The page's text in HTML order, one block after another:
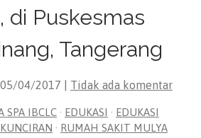
di Puskesmas
Tangerang
05/04/2017 Tidak ada komentar
SPA IBCLC · EDUKASI · EDUKASI
· RUMAH SAKIT MULYA